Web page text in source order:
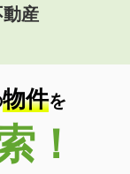
産
物件を
！